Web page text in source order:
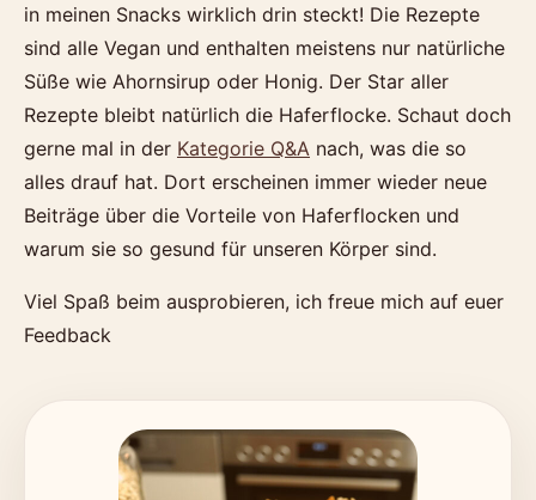
in meinen Snacks wirklich drin steckt! Die Rezepte
sind alle Vegan und enthalten meistens nur natürliche
Süße wie Ahornsirup oder Honig. Der Star aller
Rezepte bleibt natürlich die Haferflocke. Schaut doch
gerne mal in der Kategorie Q&A nach, was die so
alles drauf hat. Dort erscheinen immer wieder neue
Beiträge über die Vorteile von Haferflocken und
warum sie so gesund für unseren Körper sind.
Viel Spaß beim ausprobieren, ich freue mich auf euer
Feedback